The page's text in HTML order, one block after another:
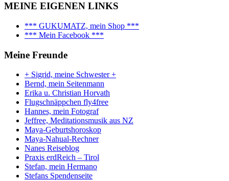
MEINE EIGENEN LINKS
*** GUKUMATZ, mein Shop ***
*** Mein Facebook ***
Meine Freunde
+ Sigrid, meine Schwester +
Bernd, mein Seitenmann
Erika u. Christian Horvath
Flugschnäppchen fly4free
Hannes, mein Fotograf
Jeffree, Meditationsmusik aus NZ
Maya-Geburtshoroskop
Maya-Nahual-Rechner
Nanes Reiseblog
Praxis erdReich – Tirol
Stefan, mein Hermano
Stefans Spendenseite